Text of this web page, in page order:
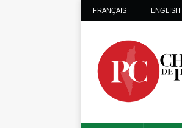
FRANÇAIS ENGLISH